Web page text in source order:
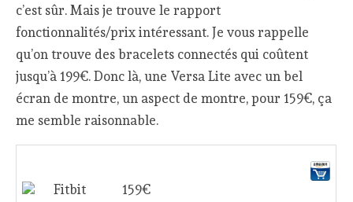
c’est sûr. Mais je trouve le rapport
fonctionnalités/prix intéressant. Je vous rappelle
qu’on trouve des bracelets connectés qui coûtent
jusqu’à 199€. Donc là, une Versa Lite avec un bel
écran de montre, un aspect de montre, pour 159€, ça
me semble raisonnable.
Fitbit
159€